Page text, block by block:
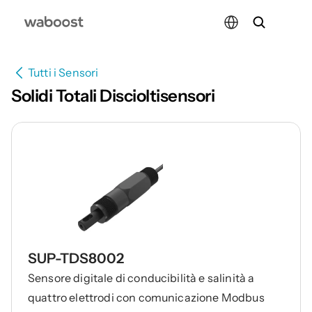
Tutti i Sensori
Solidi Totali Discioltisensori
SUP-TDS8002
Sensore digitale di conducibilità e salinità a
quattro elettrodi con comunicazione Modbus